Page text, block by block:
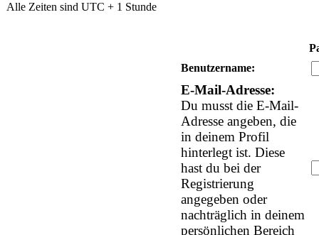
Alle Zeiten sind UTC + 1 Stunde
Benutzername:
E-Mail-Adresse:
Du musst die E-Mail-
Adresse angeben, die
in deinem Profil
hinterlegt ist. Diese
hast du bei der
Registrierung
angegeben oder
nachträglich in deinem
persönlichen Bereich